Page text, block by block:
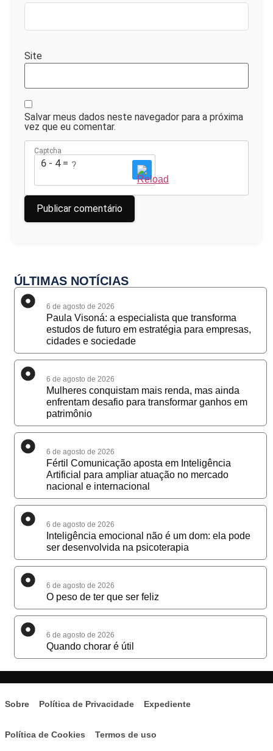
Site
Salvar meus dados neste navegador para a próxima
vez que eu comentar.
Captcha
6 - 4 = ?
ÚLTIMAS NOTÍCIAS
6 de agosto de 2026
Paula Visoná: a especialista que transforma
estudos de futuro em estratégia para empresas,
cidades e sociedade
6 de agosto de 2026
Mulheres conquistam mais renda, mas ainda
enfrentam desafio para transformar ganhos em
patrimônio
6 de agosto de 2026
Fértil Comunicação aposta em Inteligência
Artificial para ampliar atuação no mercado
nacional e internacional
6 de agosto de 2026
Inteligência emocional não é um dom: ela pode
ser desenvolvida na psicoterapia
6 de agosto de 2026
O peso de ter que ser feliz
6 de agosto de 2026
Quando chorar é útil
Sobre Política de Privacidade Expediente
Política de Cookies Termos de uso